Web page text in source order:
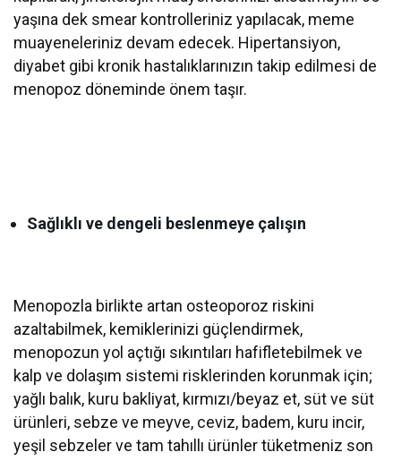
yaşına dek smear kontrolleriniz yapılacak, meme
muayeneleriniz devam edecek. Hipertansiyon,
diyabet gibi kronik hastalıklarınızın takip edilmesi de
menopoz döneminde önem taşır.
Sağlıklı ve dengeli beslenmeye çalışın
Menopozla birlikte artan osteoporoz riskini
azaltabilmek, kemiklerinizi güçlendirmek,
menopozun yol açtığı sıkıntıları hafifletebilmek ve
kalp ve dolaşım sistemi risklerinden korunmak için;
yağlı balık, kuru bakliyat, kırmızı/beyaz et, süt ve süt
ürünleri, sebze ve meyve, ceviz, badem, kuru incir,
yeşil sebzeler ve tam tahıllı ürünler tüketmeniz son